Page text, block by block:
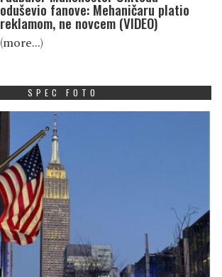
oduševio fanove: Mehaničaru platio
reklamom, ne novcem (VIDEO)
(more…)
SPEC FOTO